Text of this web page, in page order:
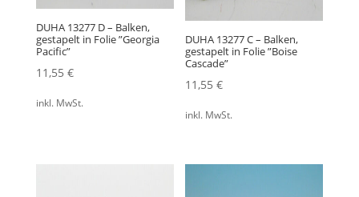
DUHA 13277 D – Balken,
gestapelt in Folie ”Georgia
Pacific”
11,55 €
inkl. MwSt.
DUHA 13277 C – Balken,
gestapelt in Folie ”Boise
Cascade”
11,55€
inkl. MwSt.